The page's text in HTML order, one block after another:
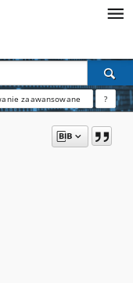
zaawansowane ?